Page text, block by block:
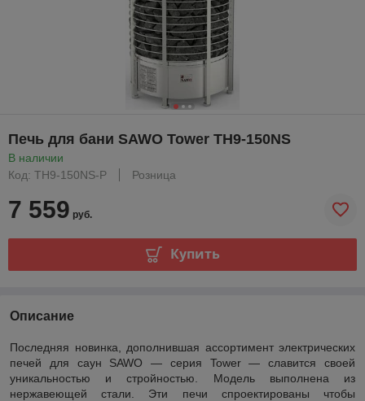
Печь для бани SAWO Tower TH9-150NS
В наличии
Код: TH9-150NS-P
Розница
7 559 руб.
Купить
Описание
Последняя новинка, дополнившая ассортимент электрических
печей для саун SAWO — серия Tower — славится своей
уникальностью и стройностью. Модель выполнена из
нержавеющей стали. Эти печи спроектированы чтобы